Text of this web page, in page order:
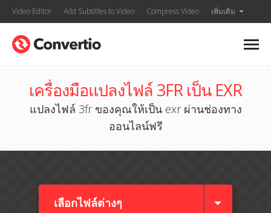
Video Editor Add Subtitles to Video Compress Video เพิ่มเติม
เครื่องมือแปลงไฟล์ 3FR เป็น EXR
แปลงไฟล์ 3fr ของคุณให้เป็น exr ผ่านช่องทาง
ออนไลน์ฟรี
เลือกไฟล์ต่างๆ​